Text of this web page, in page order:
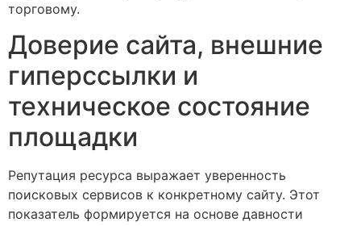
торговому.
Доверие сайта, внешние
гиперссылки и
техническое состояние
площадки
Репутация ресурса выражает уверенность
поисковых сервисов к конкретному сайту. Этот
показатель формируется на основе давности